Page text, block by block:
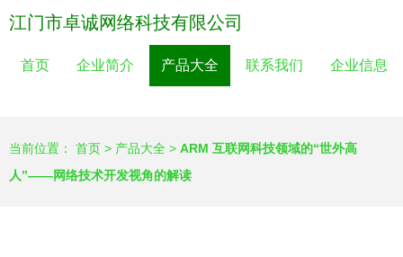
江门市卓诚网络科技有限公司
首页 企业简介 产品大全 联系我们 企业信息
当前位置： 首页 > 产品大全 > ARM 互联网科技领域的“世外高
人”——网络技术开发视角的解读